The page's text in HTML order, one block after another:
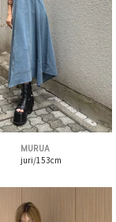
MURUA
juri/153cm